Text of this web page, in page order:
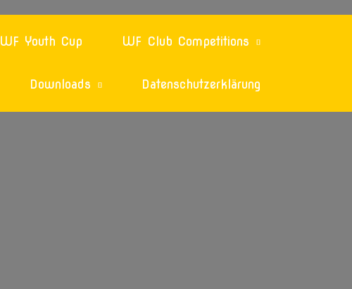
WF Youth Cup WF Club Competitions
Downloads Datenschutzerklärung